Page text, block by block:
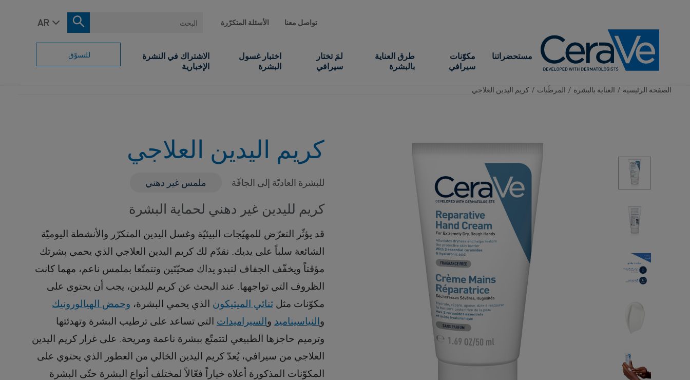
تواصل معنا الأسئلة المتكرّرة البحث
مستحضراتنا
مكوّنات
سيرافي
طرق العناية
بالبشرة
لمَ تختار
سيرافي
اختبار غسول
البشرة
الاشتراك في النشرة
الإخبارية
للتسوّق
الصفحة الرئيسية​ / العناية بالبشرة / المرطّبات / كريم اليدين العلاجي
كريم اليدين العلاجي
للبشرة العاديّة إلى الجافّة ملمس غير دهني
كريم لليدين غير دهني لحماية البشرة
قد يؤثّر التعرّض للمهيّجات البيئيّة وغسل اليدين المتكرّر والأنشطة اليوميّة
الشائعة سلباً على يديك. نقدّم لك كريم اليدين العلاجي الذي يحمي بشرتك
مؤقتاً ويخفّف الجفاف لتبدو يداك صحيّتَين وتتمتّعا بملمس ناعم، مهما كانت
الظروف التي تواجهها. عند البحث عن كريم لليدين، يجب أن يحتوي على
مكوّنات مثل ثنائي الميثيكون الذي يحمي البشرة، وحمض الهيالورونيك
والنياسيناميد والسيراميدات التي تساعد على ترطيب البشرة وتهدئتها
وترميم حاجزها الطبيعي لتتمتّع ببشرة ناعمة ومريحة. على غرار كريم اليدين
العلاجي من سيرافي، يُعدّ كريم اليدين الخالي من العطور الذي يحتوي على
المكوّنات المذكورة أعلاه خياراً فعّالاً لمختلف أنواع البشرة حتّى البشرة